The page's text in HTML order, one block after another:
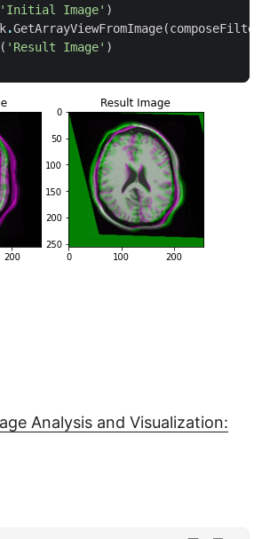
'Initial Image' )
.GetArrayViewFromImage(
( 'Result Image' )
Analysis and Visualization: